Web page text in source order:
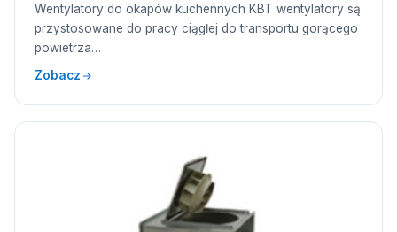
Wentylatory do okapów kuchennych KBT wentylatory są
przystosowane do pracy ciągłej do transportu gorącego
powietrza…
Zobacz